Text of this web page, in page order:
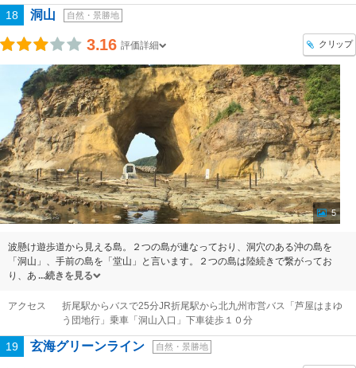
18 洞山 自然・景勝地
3.16 評価詳細 クリップ
5
波懸け遊歩道から見える島。２つの島が連なっており、洞穴のある沖の島を
「洞山」、手前の島を「堂山」と言います。２つの島は陸続きで繋がってお
り、あ
続きを見る
アクセス
折尾駅からバスで25分JR折尾駅から北九州市営バス「芦屋はまゆ
う団地行」乗車「洞山入口」下車徒歩１０分
19 玄海グリーンライン 自然・景勝地